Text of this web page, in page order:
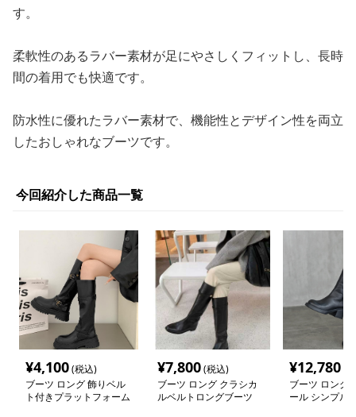
す。
柔軟性のあるラバー素材が足にやさしくフィットし、長時
間の着用でも快適です。
防水性に優れたラバー素材で、機能性とデザイン性を両立
したおしゃれなブーツです。
今回紹介した商品一覧
¥4,100(税込)
ブーツ ロング 飾りベル
ト付きプラットフォーム
¥7,800(税込)
ブーツ ロング クラシカ
ルベルトロングブーツ
¥12,780
ブーツ ロング
ール シンプル